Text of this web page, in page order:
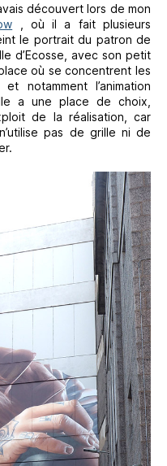
découvert lors de mon
, où il a fait plusieurs
le portrait du patron de
d’Ecosse, avec son petit
où se concentrent les
notamment l’animation
a une place de choix,
de la réalisation, car
pas de grille ni de